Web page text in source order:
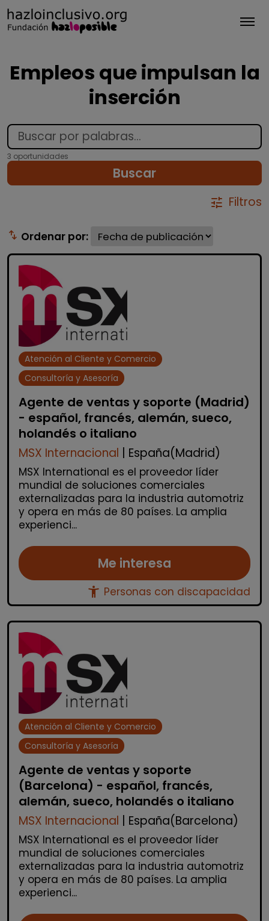
Empleos que impulsan la
inserción
3 oportunidades
Buscar
tune Filtros
swap_vert Ordenar por:
Atención al Cliente y Comercio
Consultoría y Asesoría
Agente de ventas y soporte (Madrid)
- español, francés, alemán, sueco,
holandés o italiano
MSX Internacional | España(Madrid)
MSX International es el proveedor líder
mundial de soluciones comerciales
externalizadas para la industria automotriz
y opera en más de 80 países. La amplia
experienci...
Me interesa
accessibility_new Personas con discapacidad
Atención al Cliente y Comercio
Consultoría y Asesoría
Agente de ventas y soporte
(Barcelona) - español, francés,
alemán, sueco, holandés o italiano
MSX Internacional | España(Barcelona)
MSX International es el proveedor líder
mundial de soluciones comerciales
externalizadas para la industria automotriz
y opera en más de 80 países. La amplia
experienci...